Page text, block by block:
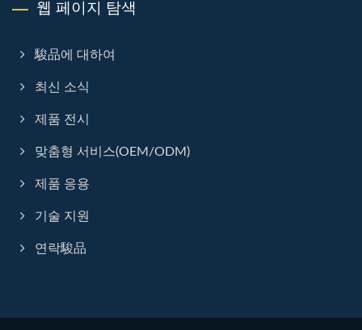
웹 페이지 탐색
駿品에 대하여
최신 소식
제품 전시
맞춤형 서비스(OEM/ODM)
제품 응용
기술 지원
연락駿品